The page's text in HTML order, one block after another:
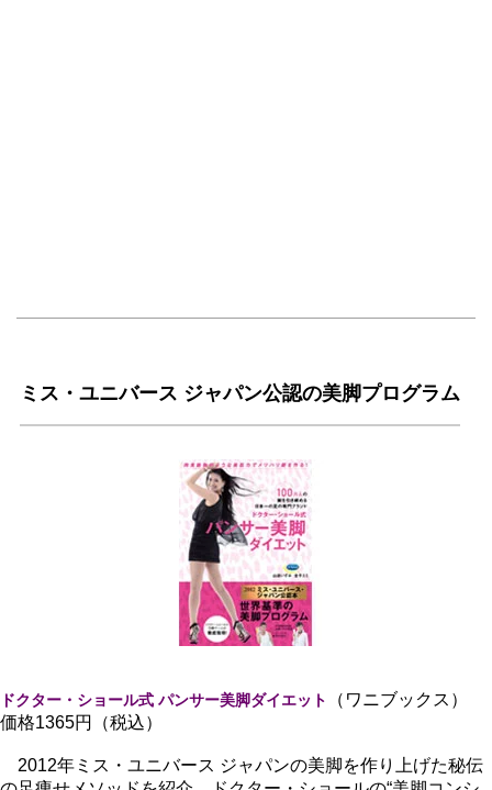
ミス・ユニバース ジャパン公認の美脚プログラム
ドクター・ショール式 パンサー美脚ダイエット
（ワニブックス）
価格1365円（税込）
2012年ミス・ユニバース ジャパンの美脚を作り上げた秘伝